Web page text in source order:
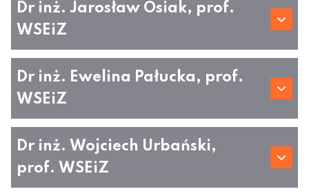
Dr inż. Jarosław Osiak, prof.
WSEiZ
Dr inż. Ewelina Pałucka, prof.
WSEiZ
Dr inż. Wojciech Urbański,
prof. WSEiZ